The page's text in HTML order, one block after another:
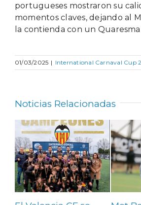
portugueses mostraron su
momentos claves, dejando al
la contienda con un
01/03/2025 | International Carnaval Cup
Noticias Relacionadas